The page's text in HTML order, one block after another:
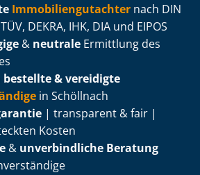
Im­mo­bi­li­en­gut­ach­ter nach DIN
DEKRA, IHK, DIA und EIPOS
& neutrale Ermittlung des
& vereidigte
in Schöllnach
| transparent & fair |
Kosten
& unverbindliche Beratung